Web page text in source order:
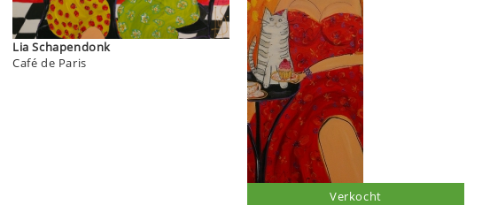
Lia Schapendonk
Café de Paris
Verkocht